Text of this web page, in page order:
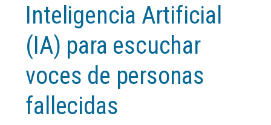
Inteligencia Artificial
(IA) para escuchar
voces de personas
fallecidas